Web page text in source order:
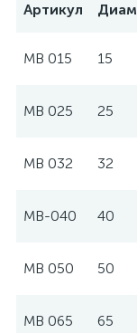
Артикул
МВ 015 15
МВ 025 25
МВ 032 32
МВ-040 40
МВ 050 50
МВ 065 65